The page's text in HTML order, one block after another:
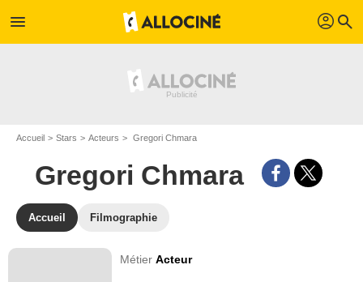
menu profil search
Accueil Stars Acteurs Gregori Chmara
Gregori Chmara
Accueil Filmographie
MétierActeur